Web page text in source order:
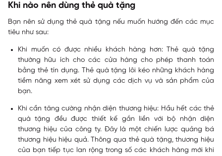
Khi nào nên dùng thẻ quà tặng
Bạn nên sử dụng thẻ quà tặng nếu muốn hướng đến các mục
tiêu như sau:
Khi muốn có được nhiều khách hàng hơn: Thẻ quà tặng
thường hữu ích cho các cửa hàng cho phép thanh toán
bằng thẻ tín dụng. Thẻ quà tặng lôi kéo những khách hàng
tiềm năng xem xét sử dụng các dịch vụ và sản phẩm của
bạn.
Khi cần tăng cường nhận diện thương hiệu: Hầu hết các thẻ
quà tặng đều được thiết kế gắn liền với bộ nhận diện
thương hiệu của công ty. Đây là một chiến lược quảng bá
thương hiệu hiệu quả. Thông qua thẻ quà tặng, thương hiệu
của bạn tiếp tục lan rộng trong số các khách hàng mới khi